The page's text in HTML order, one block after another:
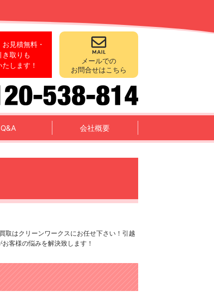
見積無料・
き取りも
します！
メールでの
お問合せはこちら
Q&A 会社概要
取はクリーンワークスにお任せ下さい！引越
客様の悩みを解決致します！